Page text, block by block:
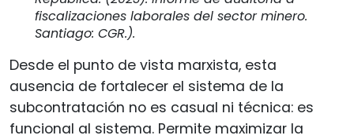
fiscalizaciones laborales del sector minero.
Santiago: CGR.).
Desde el punto de vista marxista, esta
ausencia de fortalecer el sistema de la
subcontratación no es casual ni técnica: es
funcional al sistema. Permite maximizar la